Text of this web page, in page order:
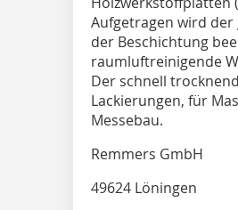
Aufgetragen wird der
der Beschichtung
raumluftreinigende
Der schnell
Lackierungen, für
Messebau.
Remmers GmbH
49624 Löningen